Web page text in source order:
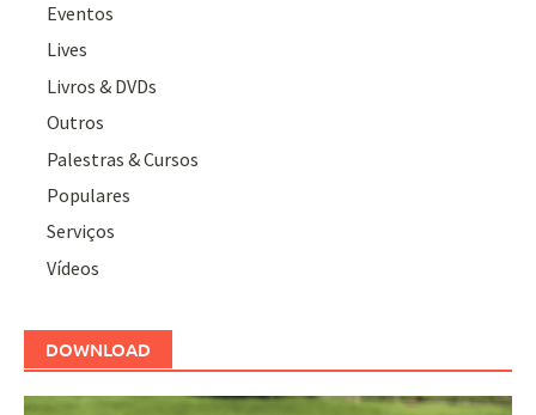
Eventos
Lives
Livros & DVDs
Outros
Palestras & Cursos
Populares
Serviços
Vídeos
DOWNLOAD